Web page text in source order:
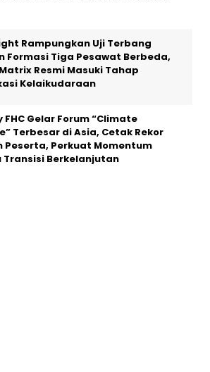
Rampungkan Uji Terbang
Formasi Tiga Pesawat Berbeda,
Resmi Masuki Tahap
Kelaikudaraan
FHC Gelar Forum “Climate
Terbesar di Asia, Cetak Rekor
Peserta, Perkuat Momentum
Transisi Berkelanjutan